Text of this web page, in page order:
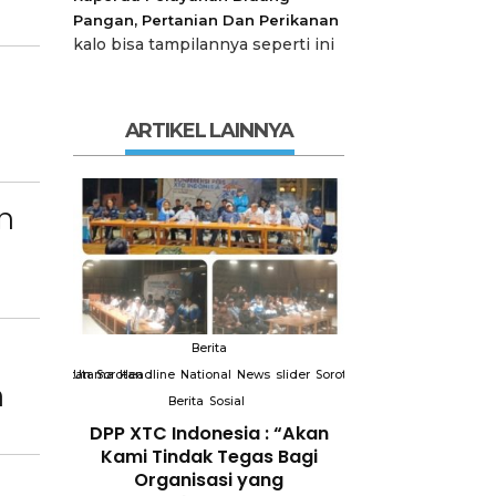
Pangan, Pertanian Dan Perikanan
kalo bisa tampilannya seperti ini
ARTIKEL LAINNYA
Sorotan Sorotan
Berita
Utama Headline National News slider Sorotan
Berita Sosial
DPP XTC Indonesia : “Akan
Kami Tindak Tegas Bagi
Organisasi yang